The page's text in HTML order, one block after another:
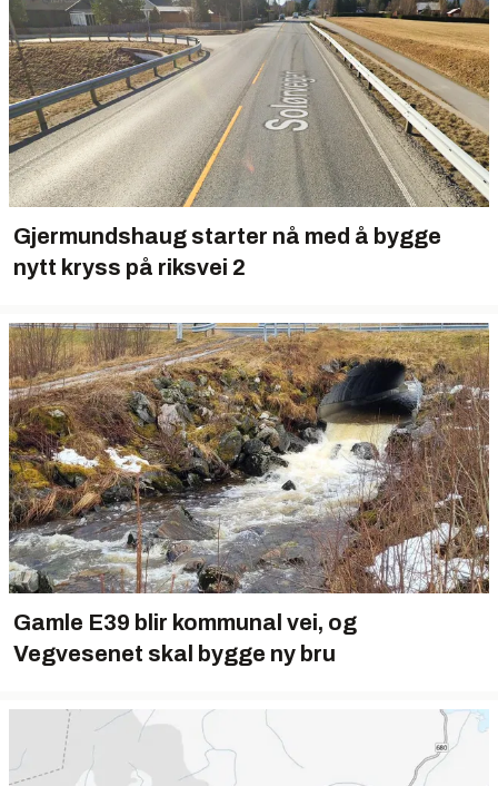
Gjermundshaug starter nå med å bygge
nytt kryss på riksvei 2
Gamle E39 blir kommunal vei, og
Vegvesenet skal bygge ny bru